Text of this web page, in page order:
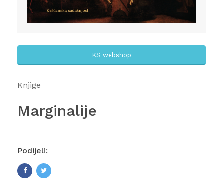
KS webshop
Knjige
Marginalije
Podijeli: